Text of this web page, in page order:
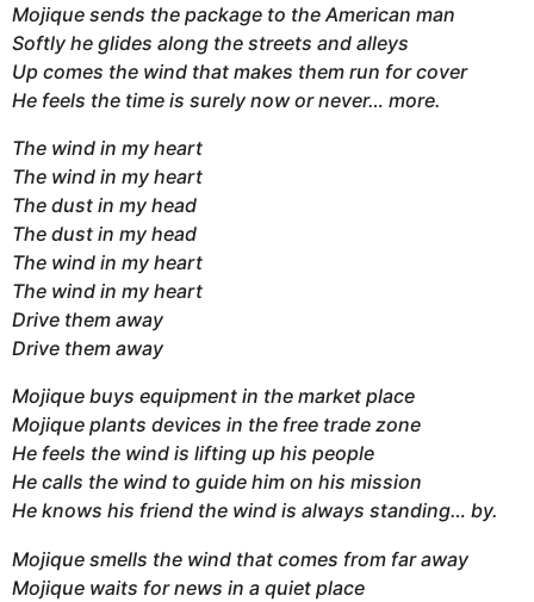
Mojique sends the package to the American man
Softly he glides along the streets and alleys
Up comes the wind that makes them run for cover
He feels the time is surely now or never… more.
The wind in my heart
The wind in my heart
The dust in my head
The dust in my head
The wind in my heart
The wind in my heart
Drive them away
Drive them away
Mojique buys equipment in the market place
Mojique plants devices in the free trade zone
He feels the wind is lifting up his people
He calls the wind to guide him on his mission
He knows his friend the wind is always standing… by.
Mojique smells the wind that comes from far away
Mojique waits for news in a quiet place